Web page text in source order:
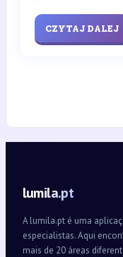
CZYTAJ DALEJ
lumila.pt
A lumila.pt é uma
especialistas. Aqui
mais de 20 áreas